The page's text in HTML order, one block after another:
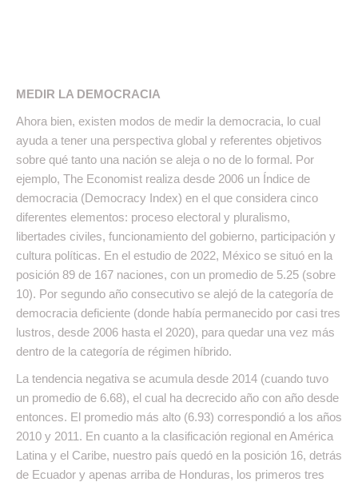
MEDIR LA DEMOCRACIA
Ahora bien, existen modos de medir la democracia, lo cual
ayuda a tener una perspectiva global y referentes objetivos
sobre qué tanto una nación se aleja o no de lo formal. Por
ejemplo, The Economist realiza desde 2006 un Índice de
democracia (Democracy Index) en el que considera cinco
diferentes elementos: proceso electoral y pluralismo,
libertades civiles, funcionamiento del gobierno, participación y
cultura políticas. En el estudio de 2022, México se situó en la
posición 89 de 167 naciones, con un promedio de 5.25 (sobre
10). Por segundo año consecutivo se alejó de la categoría de
democracia deficiente (donde había permanecido por casi tres
lustros, desde 2006 hasta el 2020), para quedar una vez más
dentro de la categoría de régimen híbrido.
La tendencia negativa se acumula desde 2014 (cuando tuvo
un promedio de 6.68), el cual ha decrecido año con año desde
entonces. El promedio más alto (6.93) correspondió a los años
2010 y 2011. En cuanto a la clasificación regional en América
Latina y el Caribe, nuestro país quedó en la posición 16, detrás
de Ecuador y apenas arriba de Honduras, los primeros tres